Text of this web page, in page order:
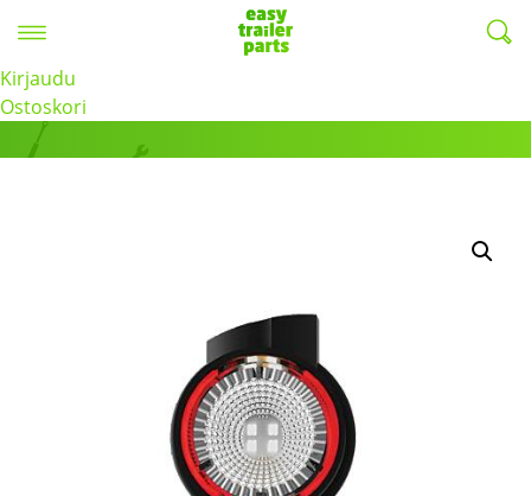
Kirjaudu
Ostoskori
Tuotteet